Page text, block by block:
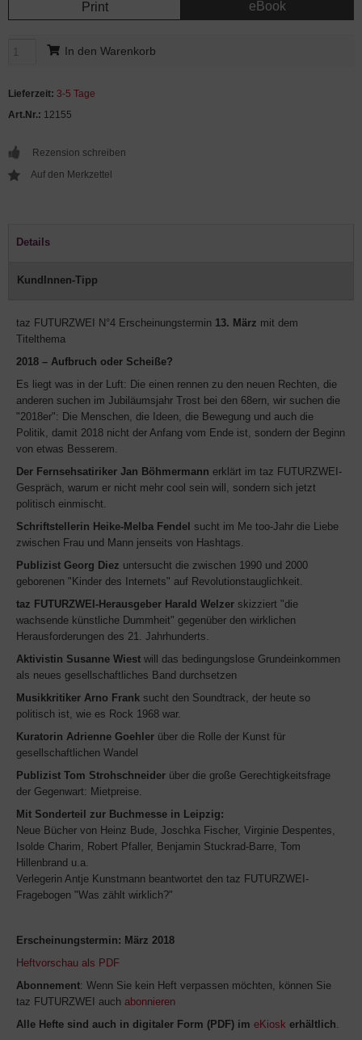
Print eBook
In den Warenkorb
Lieferzeit: 3-5 Tage
Art.Nr.: 12155
Rezension schreiben
Details
KundInnen-Tipp
taz FUTURZWEI N°4 Erscheinungstermin 13. März mit dem
Titelthema
2018 – Aufbruch oder Scheiße?
Es liegt was in der Luft: Die einen rennen zu den neuen Rechten, die
anderen suchen im Jubiläumsjahr Trost bei den 68ern, wir suchen die
"2018er": Die Menschen, die Ideen, die Bewegung und auch die
Politik, damit 2018 nicht der Anfang vom Ende ist, sondern der Beginn
von etwas Besserem.
Der Fernsehsatiriker Jan Böhmermann erklärt im taz FUTURZWEI-
Gespräch, warum er nicht mehr cool sein will, sondern sich jetzt
politisch einmischt.
Schriftstellerin Heike-Melba Fendel sucht im Me too-Jahr die Liebe
zwischen Frau und Mann jenseits von Hashtags.
Publizist Georg Diez untersucht die zwischen 1990 und 2000
geborenen "Kinder des Internets" auf Revolutionstauglichkeit.
taz FUTURZWEI-Herausgeber Harald Welzer skizziert "die
wachsende künstliche Dummheit" gegenüber den wirklichen
Herausforderungen des 21. Jahrhunderts.
Aktivistin Susanne Wiest will das bedingungslose Grundeinkommen
als neues gesellschaftliches Band durchsetzen
Musikkritiker Arno Frank sucht den Soundtrack, der heute so
politisch ist, wie es Rock 1968 war.
Kuratorin Adrienne Goehler über die Rolle der Kunst für
gesellschaftlichen Wandel
Publizist Tom Strohschneider über die große Gerechtigkeitsfrage
der Gegenwart: Mietpreise.
Mit Sonderteil zur Buchmesse in Leipzig:
Neue Bücher von Heinz Bude, Joschka Fischer, Virginie Despentes,
Isolde Charim, Robert Pfaller, Benjamin Stuckrad-Barre, Tom
Hillenbrand u.a.
Verlegerin Antje Kunstmann beantwortet den taz FUTURZWEI-
Fragebogen "Was zählt wirklich?"
Erscheinungstermin: März 2018
Heftvorschau als PDF
Abonnement: Wenn Sie kein Heft verpassen möchten, können Sie
taz FUTURZWEI auch abonnieren
Alle Hefte sind auch in digitaler Form (PDF) im eKiosk erhältlich.